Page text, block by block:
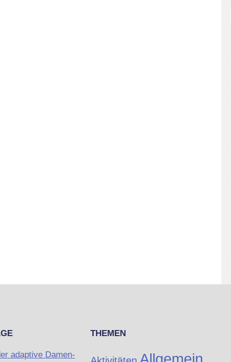
adaptive Damen-
THEMEN
Allgemein